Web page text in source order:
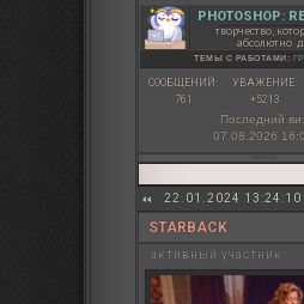
PHOTOSHOP:
творчество,
абсолютно
ТЕМЫ С РАБОТАМИ:
СООБЩЕНИЙ:
761
УВАЖЕНИЕ:
+5213
Последний
07.08.2026
22.01.2024 13:24:10
STARBACK
активный участник